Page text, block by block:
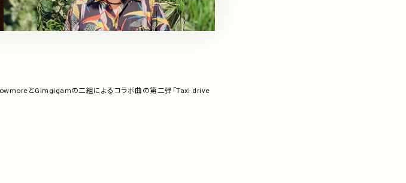
とGimgigamの二組によるコラボ曲の第二弾「Taxi drive